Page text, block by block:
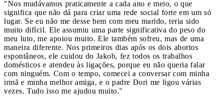
"Nos mudávamos praticamente a cada ano e meio, o que
significa que não dá para criar uma rede social forte em um só
lugar. Se eu não me desse bem com meu marido, teria sido
muito difícil. Ele assumiu uma parte significativa do peso do
meu luto, me apoiou muito. Ele também sofreu, mas de uma
maneira diferente. Nos primeiros dias após os dois abortos
espontâneos, ele cuidou do Jakob, fez todos os trabalhos
domésticos e atendeu às ligações, porque eu não queria falar
com ninguém. Com o tempo, comecei a conversar com minha
irmã e minha melhor amiga, e o padre Dori me ligou várias
vezes. Tudo isso me ajudou muito."